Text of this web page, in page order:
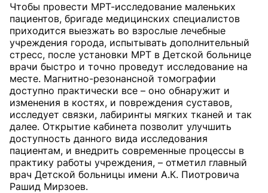
Чтобы провести МРТ-ис­следование маленьких
пациентов, бригаде медицинских специалистов
приходится выезжать во взрослые лечебные
учреждения города, испытывать дополнительный
стресс, после установки МРТ в Детской больнице
врачи быстро и точно проведут исследование на
месте. Магнитно-резонансной томографии
доступно практически все – оно обнаружит и
изменения в костях, и повреждения суставов,
исследует связки, лабиринты мягких тканей и так
далее. Открытие кабинета позволит улучшить
доступность данного вида исследования
пациентам, и внедрить современные процессы в
практику работы учреждения, – отметил главный
врач Детской больницы имени А.К. Пиотровича
Рашид Мирзоев.